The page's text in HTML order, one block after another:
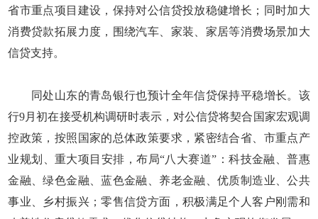
省市重点项目建设，保持对公信贷投放稳健增长；同时加大
消费贷款拓展力度，围绕汽车、家装、家居等消费场景加大
信贷支持。
同处山东的青岛银行也预计全年信贷保持平稳增长。该
行9月初在接受机构调研时表示，对公信贷将契合国家宏观调
控政策，按照国家的总体政策要求，紧密结合省、市重点产
业规划、重大项目安排，布局“八大赛道”：科技金融、普惠
金融、绿色金融、蓝色金融、养老金融、优质制造业、公共
事业、乡村振兴；零售信贷方面，积极满足个人客户刚需和